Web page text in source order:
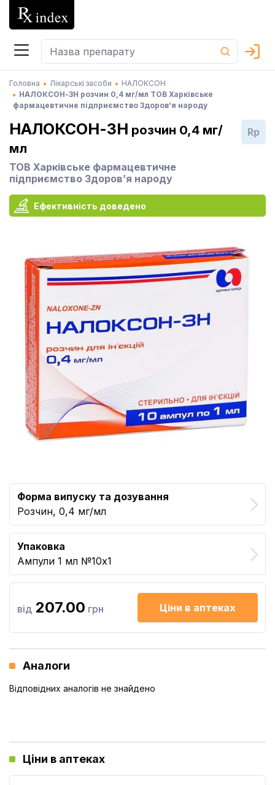
Головна Лікарські засоби
НАЛОКСОН
НАЛОКСОН-ЗН розчин 0,4 мг/мл ТОВ Харківське
фармацевтичне підприємство Здоров’я народу
НАЛОКСОН-ЗН розчин 0,4 мг/
мл
ТОВ Харківське фармацевтичне
підприємство Здоров’я народу
Rp
Ефективність доведено
Форма випуску та дозування
Розчин, 0,4 мг/мл
Упаковка
Ампули 1 мл №10x1
від 207.00 грн Ціни в аптеках
Аналоги
Відповідних аналогів не знайдено
Ціни в аптеках